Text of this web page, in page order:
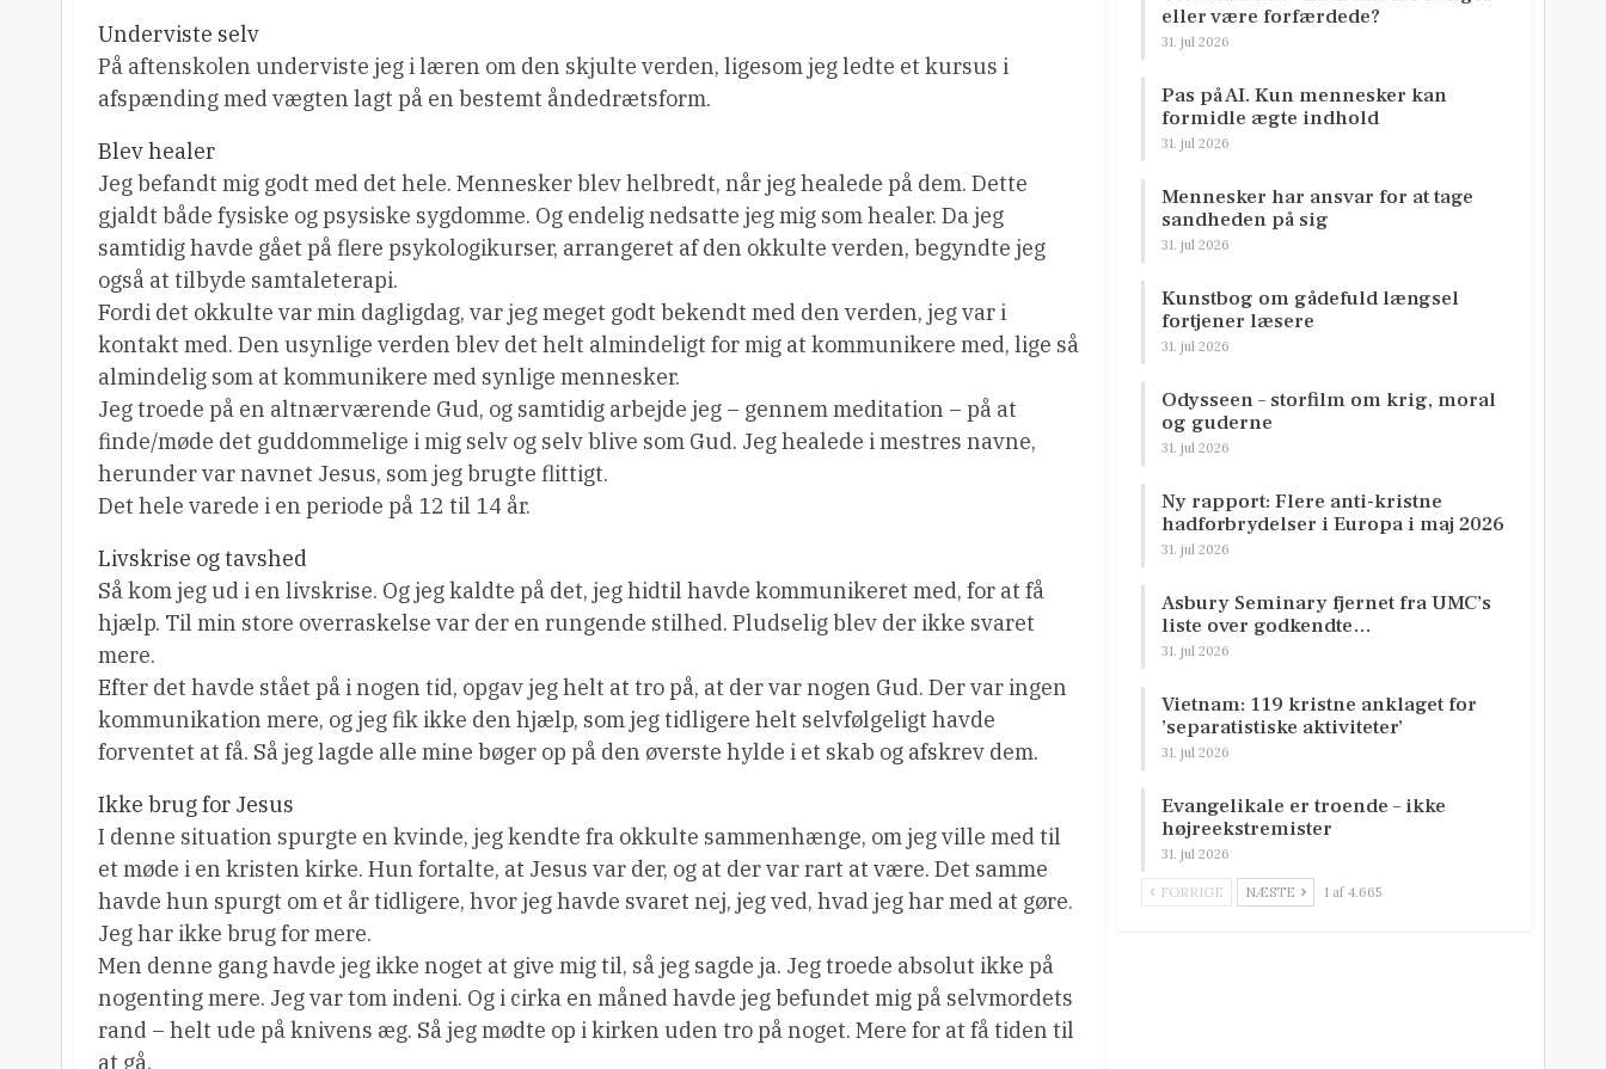
Underviste selv
På aftenskolen underviste jeg i læren om den skjulte verden, ligesom jeg ledte et kursus i
afspænding med vægten lagt på en bestemt åndedrætsform.
Blev healer
Jeg befandt mig godt med det hele. Mennesker blev helbredt, når jeg healede på dem. Dette
gjaldt både fysiske og psysiske sygdomme. Og endelig nedsatte jeg mig som healer. Da jeg
samtidig havde gået på flere psykologikurser, arrangeret af den okkulte verden, begyndte jeg
også at tilbyde samtaleterapi.
Fordi det okkulte var min dagligdag, var jeg meget godt bekendt med den verden, jeg var i
kontakt med. Den usynlige verden blev det helt almindeligt for mig at kommunikere med, lige så
almindelig som at kommunikere med synlige mennesker.
Jeg troede på en altnærværende Gud, og samtidig arbejde jeg – gennem meditation – på at
finde/møde det guddommelige i mig selv og selv blive som Gud. Jeg healede i mestres navne,
herunder var navnet Jesus, som jeg brugte flittigt.
Det hele varede i en periode på 12 til 14 år.
Livskrise og tavshed
Så kom jeg ud i en livskrise. Og jeg kaldte på det, jeg hidtil havde kommunikeret med, for at få
hjælp. Til min store overraskelse var der en rungende stilhed. Pludselig blev der ikke svaret
mere.
Efter det havde stået på i nogen tid, opgav jeg helt at tro på, at der var nogen Gud. Der var ingen
kommunikation mere, og jeg fik ikke den hjælp, som jeg tidligere helt selvfølgeligt havde
forventet at få. Så jeg lagde alle mine bøger op på den øverste hylde i et skab og afskrev dem.
Ikke brug for Jesus
I denne situation spurgte en kvinde, jeg kendte fra okkulte sammenhænge, om jeg ville med til
et møde i en kristen kirke. Hun fortalte, at Jesus var der, og at der var rart at være. Det samme
havde hun spurgt om et år tidligere, hvor jeg havde svaret nej, jeg ved, hvad jeg har med at gøre.
Jeg har ikke brug for mere.
Men denne gang havde jeg ikke noget at give mig til, så jeg sagde ja. Jeg troede absolut ikke på
nogenting mere. Jeg var tom indeni. Og i cirka en måned havde jeg befundet mig på selvmordets
rand – helt ude på knivens æg. Så jeg mødte op i kirken uden tro på noget. Mere for at få tiden til
at gå.
eller være forfærdede?
31. jul 2026
Pas på AI. Kun mennesker kan
formidle ægte indhold
31. jul 2026
Mennesker har ansvar for at tage
sandheden på sig
31. jul 2026
Kunstbog om gådefuld længsel
fortjener læsere
31. jul 2026
Odysseen – storfilm om krig, moral
og guderne
31. jul 2026
Ny rapport: Flere anti-kristne
hadforbrydelser i Europa i maj 2026
31. jul 2026
Asbury Seminary fjernet fra UMC’s
liste over godkendte…
31. jul 2026
Vietnam: 119 kristne anklaget for
’separatistiske aktiviteter’
31. jul 2026
Evangelikale er troende – ikke
højreekstremister
31. jul 2026
FORRIGE NÆSTE 1 af 4.665